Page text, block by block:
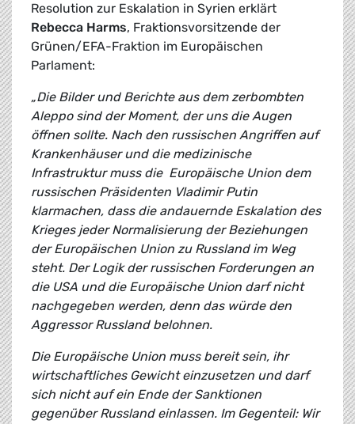
Resolution zur Eskalation in Syrien erklärt
Rebecca Harms, Fraktionsvorsitzende der
Grünen/EFA-Fraktion im Europäischen
Parlament:
„Die Bilder und Berichte aus dem zerbombten
Aleppo sind der Moment, der uns die Augen
öffnen sollte. Nach den russischen Angriffen auf
Krankenhäuser und die medizinische
Infrastruktur muss die Europäische Union dem
russischen Präsidenten Vladimir Putin
klarmachen, dass die andauernde Eskalation des
Krieges jeder Normalisierung der Beziehungen
der Europäischen Union zu Russland im Weg
steht. Der Logik der russischen Forderungen an
die USA und die Europäische Union darf nicht
nachgegeben werden, denn das würde den
Aggressor Russland belohnen.
Die Europäische Union muss bereit sein, ihr
wirtschaftliches Gewicht einzusetzen und darf
sich nicht auf ein Ende der Sanktionen
gegenüber Russland einlassen. Im Gegenteil: Wir